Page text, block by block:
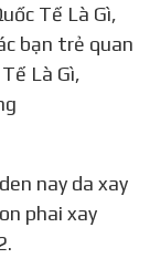
Tế Là Gì,
bạn trẻ quan
Là Gì,
phai xay